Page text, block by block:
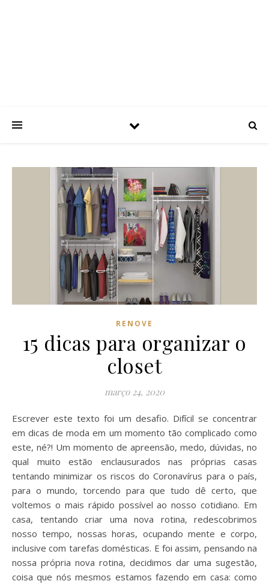
RENOVE
15 dicas para organizar o
closet
março 24, 2020
Escrever este texto foi um desafio. Difícil se concentrar
em dicas de moda em um momento tão complicado como
este, né?! Um momento de apreensão, medo, dúvidas, no
qual muito estão enclausurados nas próprias casas
tentando minimizar os riscos do Coronavírus para o país,
para o mundo, torcendo para que tudo dê certo, que
voltemos o mais rápido possível ao nosso cotidiano. Em
casa, tentando criar uma nova rotina, redescobrimos
nosso tempo, nossas horas, ocupando mente e corpo,
inclusive com tarefas domésticas. E foi assim, pensando na
nossa própria nova rotina, decidimos dar uma sugestão,
coisa que nós mesmos estamos fazendo em casa: como